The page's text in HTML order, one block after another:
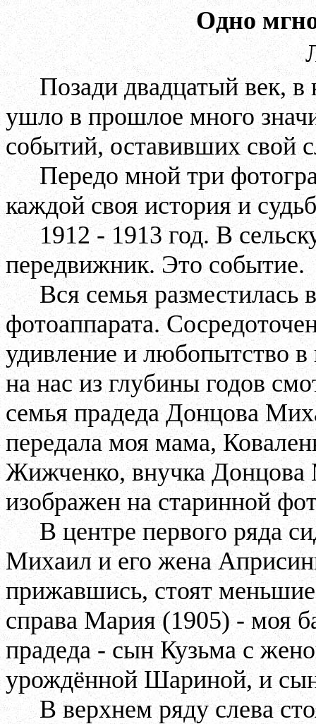
Одно
Позади двадцатый век,
ушло в прошлое много
событий, оставивших свой
Передо мной три
каждой своя история и
1912 - 1913 год. В
передвижник. Это событие.
Вся семья разместилась
фотоаппарата.
удивление и любопытство в
на нас из глубины годов
семья прадеда Донцова
передала моя мама,
Жижченко, внучка Донцова
изображен на старинной
В центре первого ряда
Михаил и его жена
прижавшись, стоят
справа Мария (1905) - моя
прадеда - сын Кузьма с
урождённой Шариной, и
В верхнем ряду слева